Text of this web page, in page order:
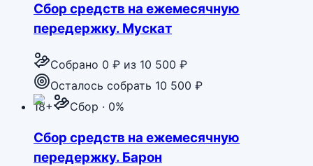
Сбор средств на ежемесячную
передержку. Мускат
Собрано 0 ₽ из 10 500 ₽
Осталось собрать 10 500 ₽
18+
Сбор · 0%
Сбор средств на ежемесячную
передержку. Барон